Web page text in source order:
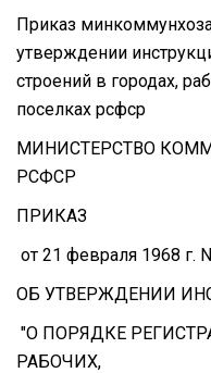
Приказ
утверждении
строений в городах,
поселках рсфср
МИНИСТЕРСТВО
РСФСР
ПРИКАЗ
от 21 февраля 1968 г.
ОБ УТВЕРЖДЕНИИ
"О ПОРЯДКЕ
РАБОЧИХ,